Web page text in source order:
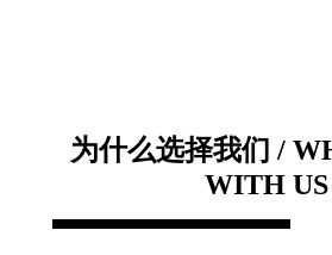
为什么选择我们 /
WITH US